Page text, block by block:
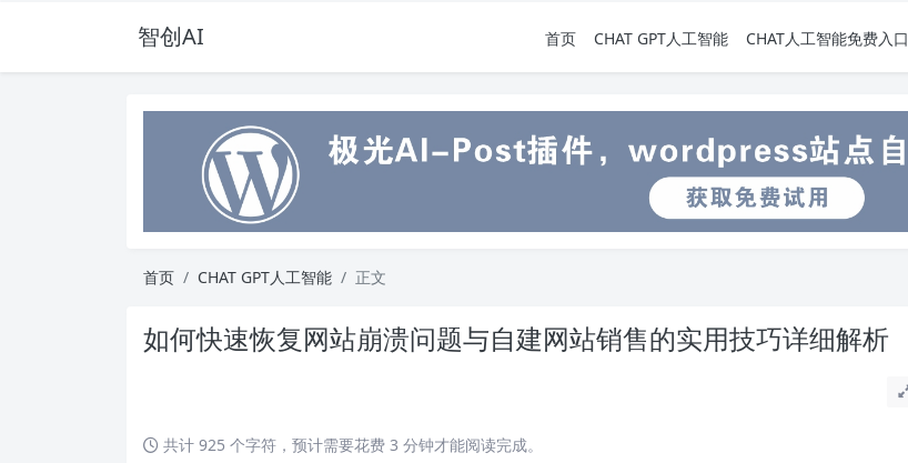
智创AI 首页 CHAT GPT人工智能 CHAT人工智能免费入口
首页 CHAT GPT人工智能 正文
如何快速恢复网站崩溃问题与自建网站销售的实用技巧详细解析
共计 925 个字符，预计需要花费 3 分钟才能阅读完成。